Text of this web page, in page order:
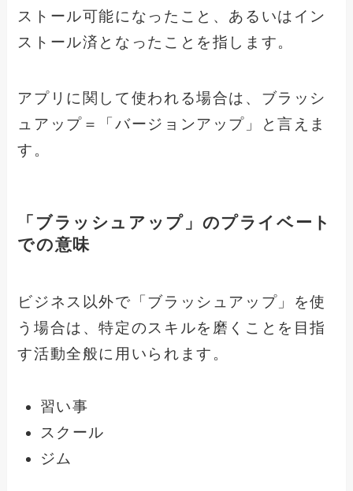
ストール可能になったこと、あるいはイン
ストール済となったことを指します。
アプリに関して使われる場合は、ブラッシ
ュアップ＝「バージョンアップ」と言えま
す。
「ブラッシュアップ」のプライベート
での意味
ビジネス以外で「ブラッシュアップ」を使
う場合は、特定のスキルを磨くことを目指
す活動全般に用いられます。
習い事
スクール
ジム